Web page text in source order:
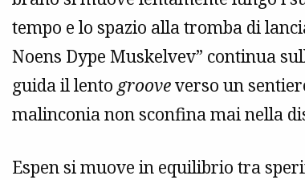
tempo e lo spazio alla tromba di
Noens Dype Muskelvev” continua
guida il lento grooveverso un
malinconia non sconfina mai nella
Espen si muove in equilibrio tra